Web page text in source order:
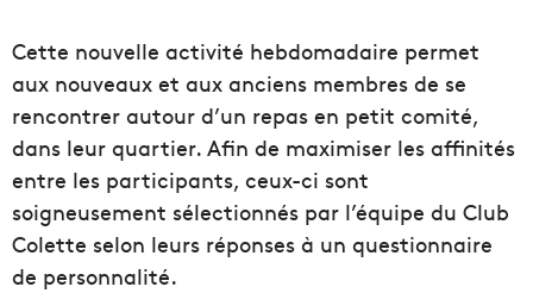
Cette nouvelle activité hebdomadaire permet
aux nouveaux et aux anciens membres de se
rencontrer autour d’un repas en petit comité,
dans leur quartier. Afin de maximiser les affinités
entre les participants, ceux-ci sont
soigneusement sélectionnés par l’équipe du Club
Colette selon leurs réponses à un questionnaire
de personnalité.